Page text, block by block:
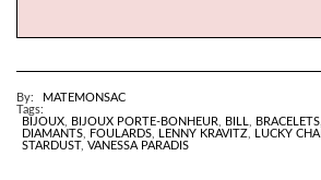
By:
MATEMONSAC
Tags:
BIJOUX
BIJOUX PORTE-BONHEUR BILL BRACELETS
DIAMANTS
FOULARDS LENNY KRAVITZ LUCKY
STARDUST, VANESSA PARADIS